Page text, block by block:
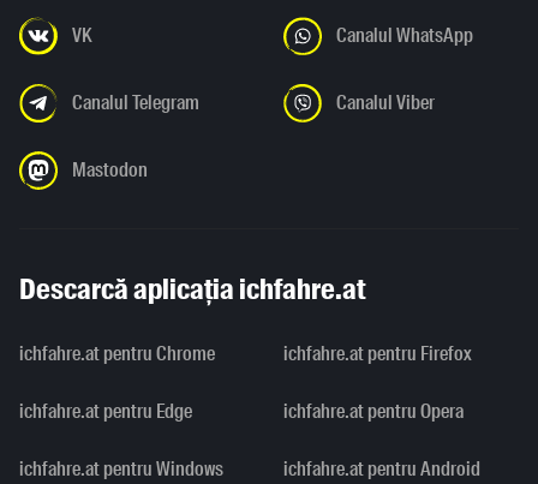
VK Canalul WhatsApp
Canalul Telegram Canalul Viber
Mastodon
Descarcă aplicația ichfahre.at
ichfahre.at pentru Chrome ichfahre.at pentru Firefox
ichfahre.at pentru Edge ichfahre.at pentru Opera
ichfahre.at pentru Windows ichfahre.at pentru Android